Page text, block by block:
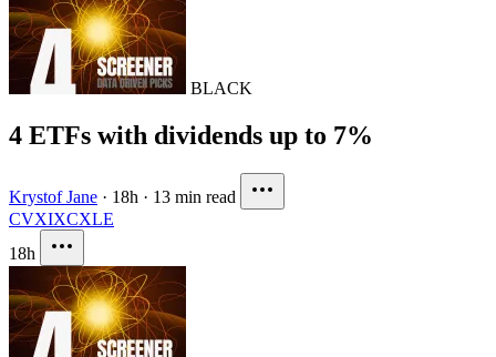
BLACK
4 ETFs with dividends up to 7%
Krystof Jane · 18h · 13 min read
CVXIXCXLE
18h